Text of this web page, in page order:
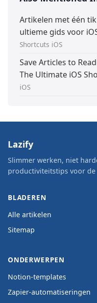
Artikelen met één
ultieme gids voor
Shortcuts iOS
Save Articles to
The Ultimate iOS
iOS
Lazify
Slimmer werken, niet
productiviteitstips voor de
BLADEREN
Alle artikelen
Sitemap
ONDERWERPEN
Notion-templates
Zapier-automatiseringen